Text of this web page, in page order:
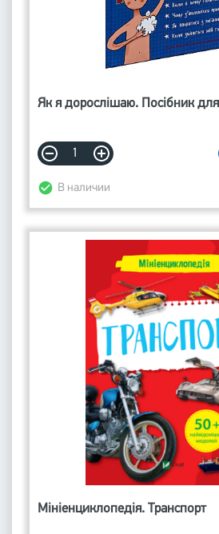
Як я дорослішаю. Посібник
В наличии
Мініенциклопедія. Транспорт